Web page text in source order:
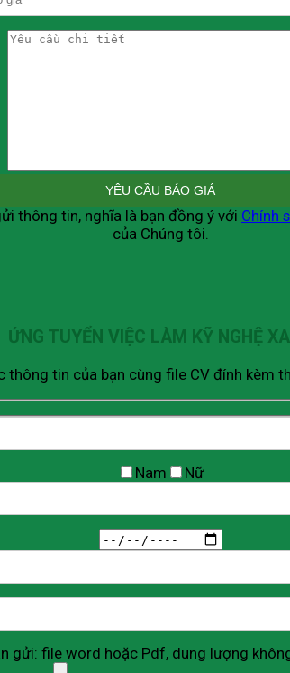
thông tin, nghĩa là bạn đồng ý với Chính
của Chúng tôi.
ỨNG TUYỂN VIỆC LÀM KỸ NGHỆ
thông tin của bạn cùng file CV đính kèm
Nam Nữ
gửi: file word hoặc Pdf, dung lượng